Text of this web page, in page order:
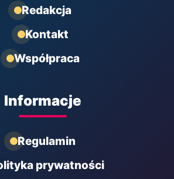
Redakcja
Kontakt
Współpraca
Informacje
Regulamin
prywatności